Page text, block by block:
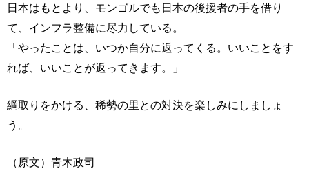
日本はもとより、モンゴルでも日本の後援者の手を借り
て、インフラ整備に尽力している。
「やったことは、いつか自分に返ってくる。いいことをす
れば、いいことが返ってきます。」
綱取りをかける、稀勢の里との対決を楽しみにしましょ
う。
（原文）青木政司